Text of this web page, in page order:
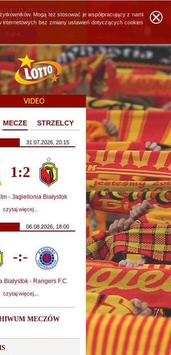
MECZE STRZELCY
31.07.2026, 20:15
1:2
- Jagiellonia Białystok
czytaj więcej...
06.08.2026, 18:00
-:-
Białystok - Rangers F.C.
czytaj więcej...
MECZÓW
Mogą też stosować je współpracujący z nami
internetowych bez zmiany ustawień dotyczących cookies